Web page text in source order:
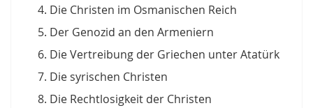
Die Christen im Osmanischen Reich
Der Genozid an den Armeniern
Die Vertreibung der Griechen unter Atatürk
Die syrischen Christen
Die Rechtlosigkeit der Christen